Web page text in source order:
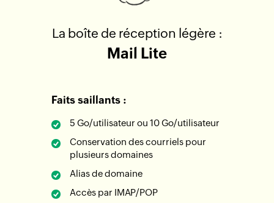
La boîte de réception légère :
Mail Lite
Faits saillants :
5 Go/utilisateur ou 10 Go/utilisateur
Conservation des courriels pour
plusieurs domaines
Alias de domaine
Accès par IMAP/POP